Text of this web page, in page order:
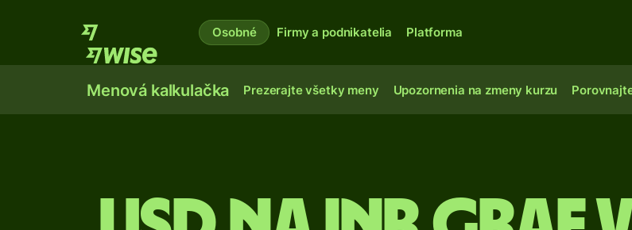
Osobné Firmy a podnikatelia Platforma
Menová kalkulačka Prezerajte všetky meny Upozornenia na zmeny kurzu